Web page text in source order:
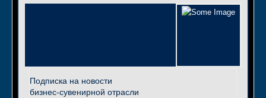
Подписка на новости
бизнес-сувенирной отрасли